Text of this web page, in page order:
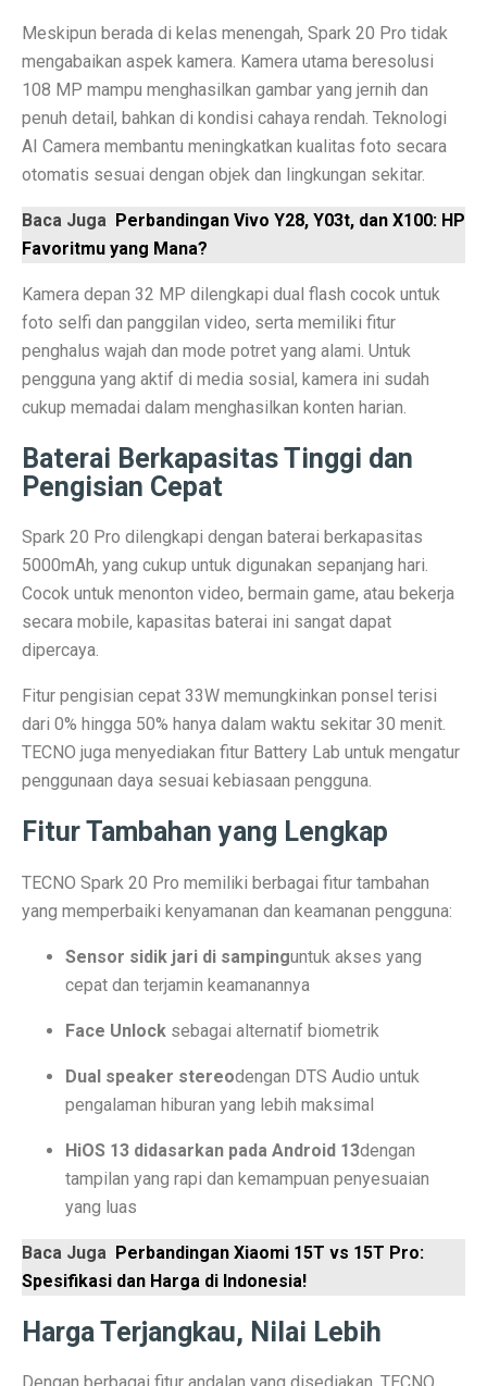
Realme 15 Pro 5G Jadi Smartphone Turnamen
IMX 2025 Dimulai 10 Oktober 2025, Hadirkan Tokoh
PGE Dorong Inovasi Energi Panas Bumi Capai 3 GW
Proyek Meta Raksasa: Pusat Data AI Seluas 70
Cuaca Bangka Belitung Memasuki Musim Hujan 2025,
HP Stylish dengan Fitur Lengkap? TECNO Spark 20
Pahami Perbedaan Kesehatan Baterai dan Cycle Count
10 Film Horor Tersembunyi yang Harus Ditonton Saat
Lomba Pesawat Tempur Generasi Kelima Dimulai,
Harga Naik Terus, Cek Saham Lapis Kedua yang
Saham Bank Besar Turun Bersama, Ini
5 Fakta Menarik Kota Gjirokastër, Penuh Bangunan
12 Fakta Menarik Batik yang Ditetapkan UNESCO
6 Aplikasi Sadap WhatsApp Anak Tersembunyi dan
Apa Itu Obesitas Sentral? Waspada Perut Buncit!
Apa Itu ‘Bayi Karnivora’? Tren Mencurigakan dari
5 Fakta Penting Sebelum Pasar Dibuka
7 Tanda Awal Rabies yang Sering Diabaikan
Unduh Lagu Waste No Time (OST Asmara Gen Z)
Rekomendasi Teknikal Saham ASSA, ARCI, BWPT
Strategi Buffett: Kelola Uang Tanpa Rugi di 2025
Cara Jadi Jutawan ala Charlie Munger: 7 Langkah
Indeks Tabungan Konsumen Tumbuh Lemah di
Meskipun berada di kelas menengah, Spark 20 Pro tidak
mengabaikan aspek kamera. Kamera utama beresolusi
108 MP mampu menghasilkan gambar yang jernih dan
penuh detail, bahkan di kondisi cahaya rendah. Teknologi
AI Camera membantu meningkatkan kualitas foto secara
otomatis sesuai dengan objek dan lingkungan sekitar.
Baca Juga Perbandingan Vivo Y28, Y03t, dan X100: HP
Favoritmu yang Mana?
Kamera depan 32 MP dilengkapi dual flash cocok untuk
foto selfi dan panggilan video, serta memiliki fitur
penghalus wajah dan mode potret yang alami. Untuk
pengguna yang aktif di media sosial, kamera ini sudah
cukup memadai dalam menghasilkan konten harian.
Baterai Berkapasitas Tinggi dan
Pengisian Cepat
Spark 20 Pro dilengkapi dengan baterai berkapasitas
5000mAh, yang cukup untuk digunakan sepanjang hari.
Cocok untuk menonton video, bermain game, atau bekerja
secara mobile, kapasitas baterai ini sangat dapat
dipercaya.
Fitur pengisian cepat 33W memungkinkan ponsel terisi
dari 0% hingga 50% hanya dalam waktu sekitar 30 menit.
TECNO juga menyediakan fitur Battery Lab untuk mengatur
penggunaan daya sesuai kebiasaan pengguna.
Fitur Tambahan yang Lengkap
TECNO Spark 20 Pro memiliki berbagai fitur tambahan
yang memperbaiki kenyamanan dan keamanan pengguna:
Sensor sidik jari di sampinguntuk akses yang
cepat dan terjamin keamanannya
Face Unlock sebagai alternatif biometrik
Dual speaker stereodengan DTS Audio untuk
pengalaman hiburan yang lebih maksimal
HiOS 13 didasarkan pada Android 13dengan
tampilan yang rapi dan kemampuan penyesuaian
yang luas
Baca Juga Perbandingan Xiaomi 15T vs 15T Pro:
Spesifikasi dan Harga di Indonesia!
Harga Terjangkau, Nilai Lebih